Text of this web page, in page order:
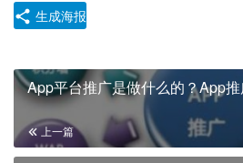
生成海报
App平台推广是做什么的？App
上一篇